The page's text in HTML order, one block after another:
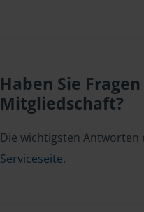
Haben Sie
Mitgliedschaft?
Die wichtigsten
Serviceseite.